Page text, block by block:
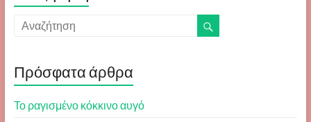
Πρόσφατα άρθρα
Το ραγισμένο κόκκινο αυγό